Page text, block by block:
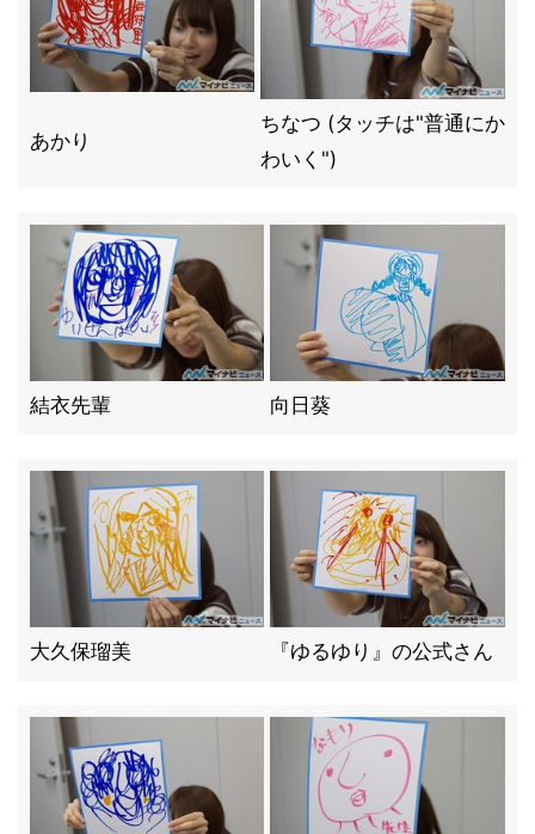
あかり
ちなつ (タッチは"普通にか
わいく")
結衣先輩 向日葵
大久保瑠美 『ゆるゆり』の公式さん